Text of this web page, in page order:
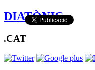
DIATÒNIC
.CAT